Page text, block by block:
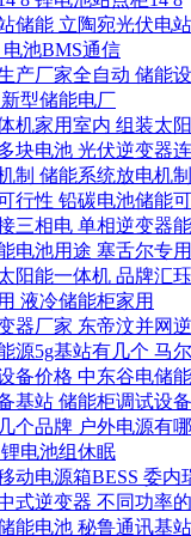
立陶宛光伏电
电池BMS通信
储能
新型储能电厂
组装太
光伏逆变器
储能系统放电机制
铅碳电池储能
单相逆变器
塞舌尔专
品牌汇
液冷储能柜家用
东帝汶并网
马
中东谷电储
储能柜调试设
户外电源有
锂电池组休眠
委内
不同功率
秘鲁通讯基